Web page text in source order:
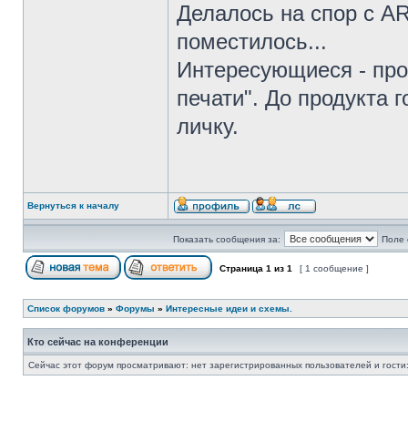
Делалось на спор с
поместилось...
Интересующиеся -
печати". До продукта
личку.
Вернуться к началу
Показать сообщения за: Поле
Страница 1 из 1 [ 1 сообщение ]
Список форумов » Форумы » Интересные идеи и схемы.
Кто сейчас на конференции
Сейчас этот форум просматривают: нет зарегистрированных пользователей и